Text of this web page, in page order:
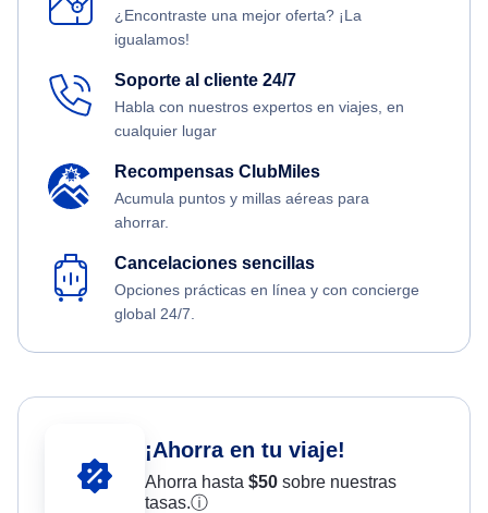
¿Encontraste una mejor oferta? ¡La
igualamos!
Soporte al cliente 24/7
Habla con nuestros expertos en viajes, en
cualquier lugar
Recompensas ClubMiles
Acumula puntos y millas aéreas para
ahorrar.
Cancelaciones sencillas
Opciones prácticas en línea y con concierge
global 24/7.
¡Ahorra en tu viaje!
Ahorra hasta $50sobre nuestras
tasas.ⓘ